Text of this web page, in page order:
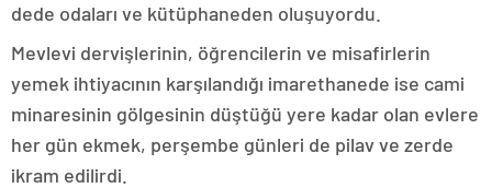
dede odaları ve kütüphaneden oluşuyordu.
Mevlevi dervişlerinin, öğrencilerin ve misafirlerin
yemek ihtiyacının karşılandığı imarethanede ise cami
minaresinin gölgesinin düştüğü yere kadar olan evlere
her gün ekmek, perşembe günleri de pilav ve zerde
ikram edilirdi.